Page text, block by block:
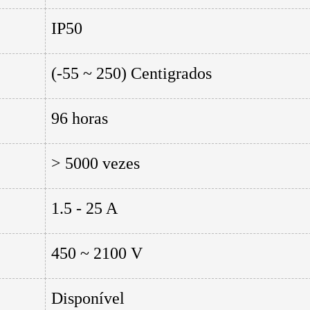
IP50
(-55 ~ 250) Centigrados
96 horas
> 5000 vezes
1.5 - 25 A
450 ~ 2100 V
Disponível